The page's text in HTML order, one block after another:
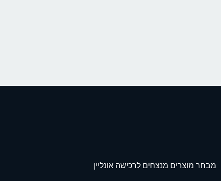
מבחר מוצרים מנצחים לרכישה אונליין